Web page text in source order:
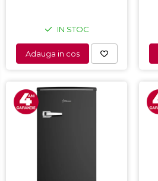
Bucatarie & Servire
Iluminat & electrice
Prelungitoare
Cutii frigorifice
IN STOC
Adauga in cos